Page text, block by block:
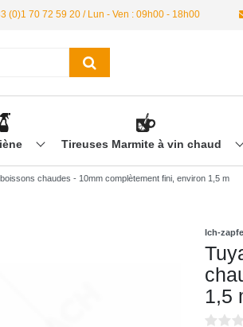
(0)1 70 72 59 20 / Lun - Ven : 09h00 - 18h00
Tireuses Marmite à vin chaud
chaudes - 10mm complètement fini, environ 1,5 m
Ich-zapfe
1,5